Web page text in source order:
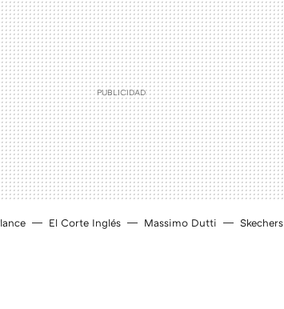
El Corte Inglés Massimo Dutti Skechers